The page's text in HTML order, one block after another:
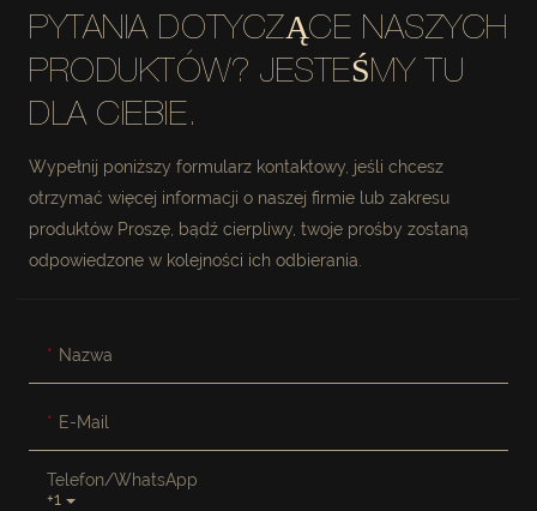
PYTANIA DOTYCZĄCE NASZYCH
PRODUKTÓW? JESTEŚMY TU
DLA CIEBIE.
Wypełnij poniższy formularz kontaktowy, jeśli chcesz
otrzymać więcej informacji o naszej firmie lub zakresu
produktów Proszę, bądź cierpliwy, twoje prośby zostaną
odpowiedzone w kolejności ich odbierania.
Nazwa
E-Mail
+1
Telefon/WhatsApp